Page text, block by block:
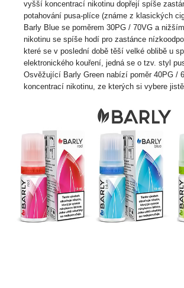
vyšší koncentrací nikotinu dopřejí spíše
potahování pusa-plíce (známe z klasických
Barly Blue se poměrem 30PG / 70VG a
nikotinu se spíše hodí pro zastánce
které se v poslední době těší velké oblibě u
elektronického kouření, jedná se o tzv. styl
Osvěžující Barly Green nabízí poměr 40PG /
koncentrací nikotinu, ze kterých si vybere